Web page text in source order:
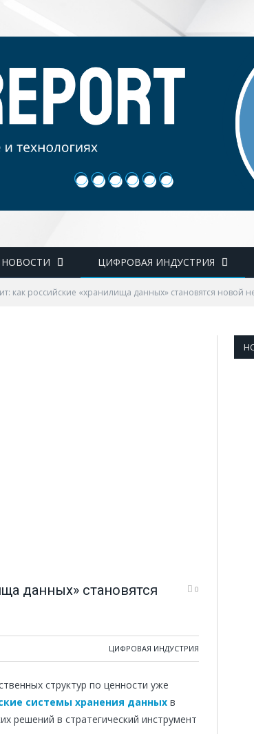
НОВОСТИ ЦИФРОВАЯ ИНДУСТРИЯ
как российские «хранилища данных» становятся новой
данных» становятся
0
ЦИФРОВАЯ ИНДУСТРИЯ
структур по ценности уже
системы хранения данных в
решений в стратегический инструмент